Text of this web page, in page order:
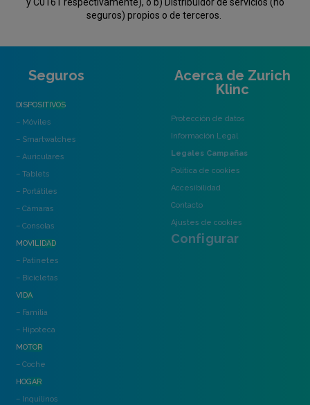
y C0161 respectivamente), o b) Distribuidor de servicios (no
seguros) propios o de terceros.
Seguros
DISPOSITIVOS
– Móviles
– Smartwatches
– Auriculares
– Tablets
– Portátiles
– Cámaras
– Consolas
MOVILIDAD
– Patinetes
– Bicicletas
VIDA
– Familia
– Hipoteca
MOTOR
– Coche
HOGAR
– Inquilinos
Acerca de Zurich
Klinc
Protección de datos
Información Legal
Legales Campañas
Política de cookies
Accesibilidad
Contacto
Ajustes de cookies
Configurar